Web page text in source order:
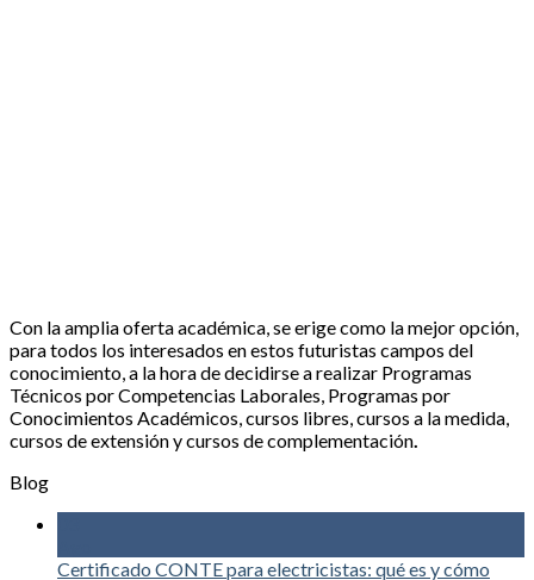
Con la amplia oferta académica, se erige como la mejor opción,
para todos los interesados en estos futuristas campos del
conocimiento, a la hora de decidirse a realizar Programas
Técnicos por Competencias Laborales, Programas por
Conocimientos Académicos, cursos libres, cursos a la medida,
cursos de extensión y cursos de complementación.
Blog
Certificado CONTE para electricistas: qué es y cómo